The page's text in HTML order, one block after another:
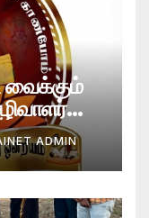
வைக்கும்
நெற்றின்
ADMIN